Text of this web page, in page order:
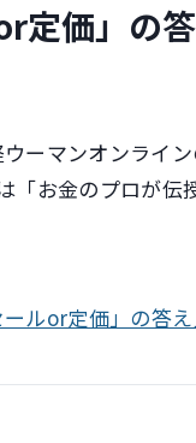
定価」の
ーマンオンライ
「お金のプロが
ルor定価」の答え